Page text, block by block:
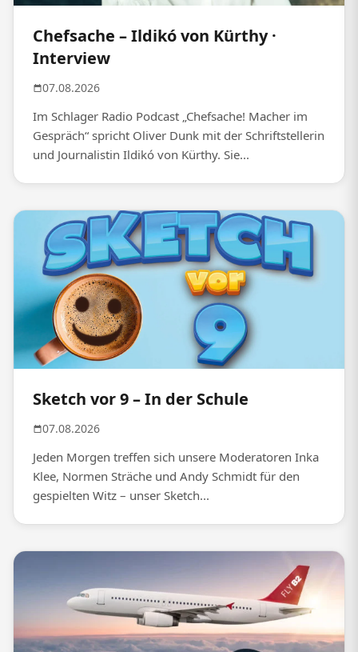
Chefsache – Ildikó von Kürthy ·
Interview
07.08.2026
Im Schlager Radio Podcast „Chefsache! Macher im
Gespräch“ spricht Oliver Dunk mit der Schriftstellerin
und Journalistin Ildikó von Kürthy. Sie...
Sketch vor 9 – In der Schule
07.08.2026
Jeden Morgen treffen sich unsere Moderatoren Inka
Klee, Normen Sträche und Andy Schmidt für den
gespielten Witz – unser Sketch...